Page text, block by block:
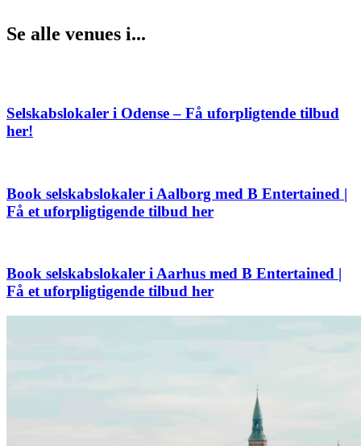
Se alle venues i...
Selskabslokaler i Odense – Få uforpligtende tilbud
her!
Book selskabslokaler i Aalborg med B Entertained |
Få et uforpligtigende tilbud her
Book selskabslokaler i Aarhus med B Entertained |
Få et uforpligtigende tilbud her